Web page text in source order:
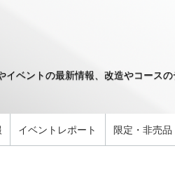
ベントの最新情報、改造やコース
イベントレポート 限定・非売品